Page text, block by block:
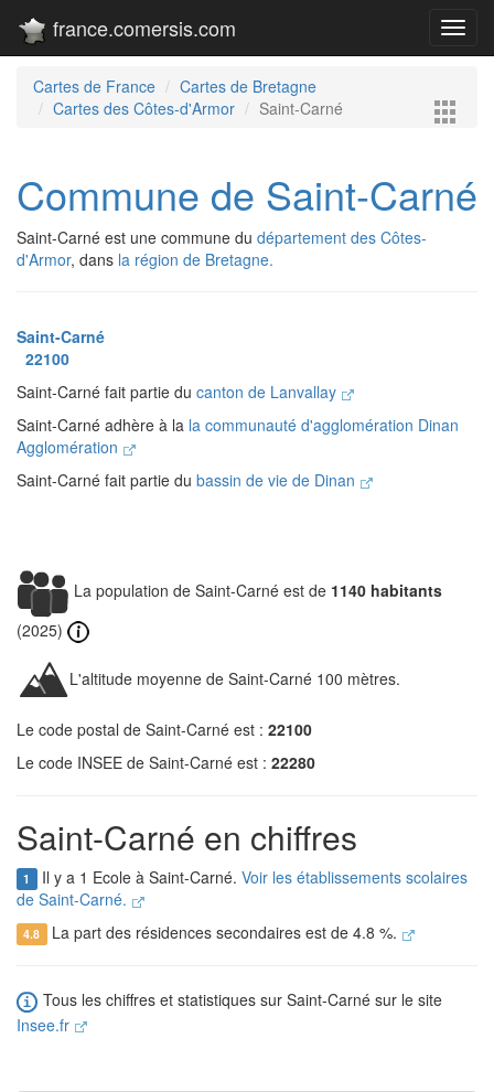
france.comersis.com
Cartes de France
Cartes de Bretagne
Cartes des Côtes-d'Armor
Saint-Carné
Commune de Saint-Carné
Saint-Carné est une commune du département des Côtes-
d'Armor, dans la région de Bretagne.
Saint-Carné
22100
Saint-Carné fait partie du canton de Lanvallay
Saint-Carné adhère à la la communauté d'agglomération Dinan
Agglomération
Saint-Carné fait partie du bassin de vie de Dinan
La population de Saint-Carné est de 1140 habitants
(2025)
L'altitude moyenne de Saint-Carné 100 mètres.
Le code postal de Saint-Carné est : 22100
Le code INSEE de Saint-Carné est : 22280
Saint-Carné en chiffres
1 Il y a 1 Ecole à Saint-Carné. Voir les établissements scolaires
de Saint-Carné.
4.8 La part des résidences secondaires est de 4.8 %.
Tous les chiffres et statistiques sur Saint-Carné sur le site
Insee.fr